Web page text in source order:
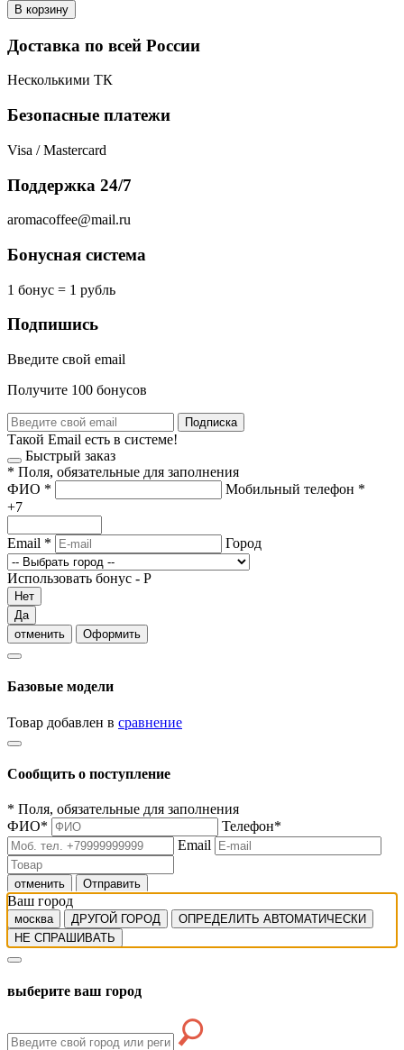
В корзину
Доставка по всей России
Несколькими ТК
Безопасные платежи
Visa / Mastercard
Поддержка 24/7
aromacoffee@mail.ru
Бонусная система
1 бонус = 1 рубль
Подпишись
Введите свой email
Получите 100 бонусов
Подписка
Такой Email есть в системе!
Быстрый заказ
* Поля, обязательные для заполнения
ФИО * Мобильный телефон *
+7
Email * Город
Использовать бонус - Р
Нет
Да
отменить
Оформить
Базовые модели
Товар добавлен в сравнение
Сообщить о поступление
* Поля, обязательные для заполнения
ФИО* Телефон*
Email
отменить Отправить
Ваш город
москва ДРУГОЙ ГОРОД
ОПРЕДЕЛИТЬ АВТОМАТИЧЕСКИ
НЕ СПРАШИВАТЬ
выберите ваш город